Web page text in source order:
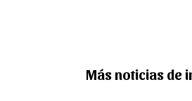
Más noticias de